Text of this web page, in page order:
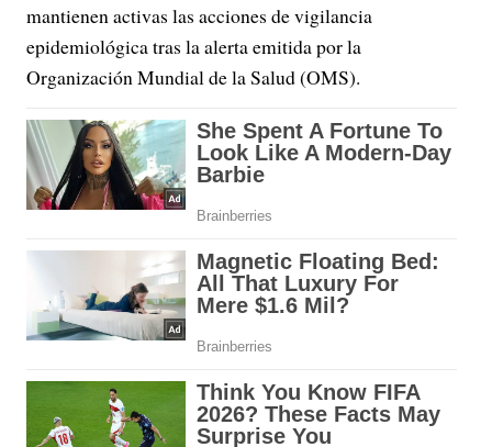
mantienen activas las acciones de vigilancia
epidemiológica tras la alerta emitida por la
Organización Mundial de la Salud (OMS).